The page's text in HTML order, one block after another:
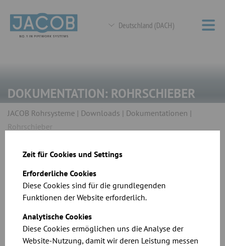
Zeit für Cookies und Settings
Erforderliche Cookies
Diese Cookies sind für die grundlegenden
Funktionen der Website erforderlich.
Analytische Cookies
Diese Cookies ermöglichen uns die Analyse der
Website-Nutzung, damit wir deren Leistung messen
Deutschland (DACH)
DOKUMENTATION: ROHRSCHIEBER
JACOB Rohrsysteme Downloads
Dokumentationen
Rohrschieber
Zurück zur Übersicht
Rohrschieber
handbetätigt